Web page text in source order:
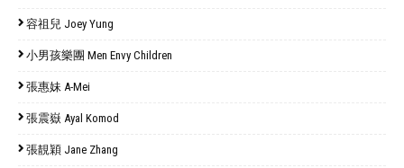
容祖兒 Joey Yung
小男孩樂團 Men Envy Children
張惠妹 A-Mei
張震嶽 Ayal Komod
張靚穎 Jane Zhang